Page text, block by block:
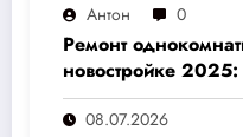
Антон 0
Ремонт
новостройке
стоит и как не
расчёт от 500 000
08.07.2026